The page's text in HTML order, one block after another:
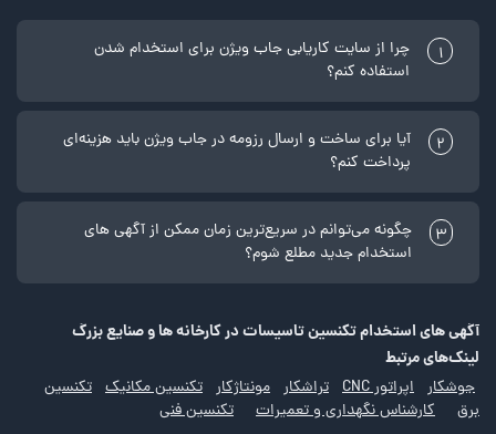
1
چرا از سایت کاریابی جاب ویژن برای استخدام شدن
استفاده کنم؟
2
آیا برای ساخت و ارسال رزومه در جاب ویژن باید هزینه‌ای
پرداخت کنم؟
3
چگونه می‌توانم در سریع‌ترین زمان ممکن از آگهی های
استخدام جدید مطلع شوم؟
آگهی های استخدام تکنسین تاسیسات در کارخانه ها و صنایع بزرگ
لینک‌های مرتبط
جوشکار اپراتور CNC تراشکار مونتاژکار تکنسین مکانیک تکنسین
برق
کارشناس نگهداری و تعمیرات تکنسین فنی